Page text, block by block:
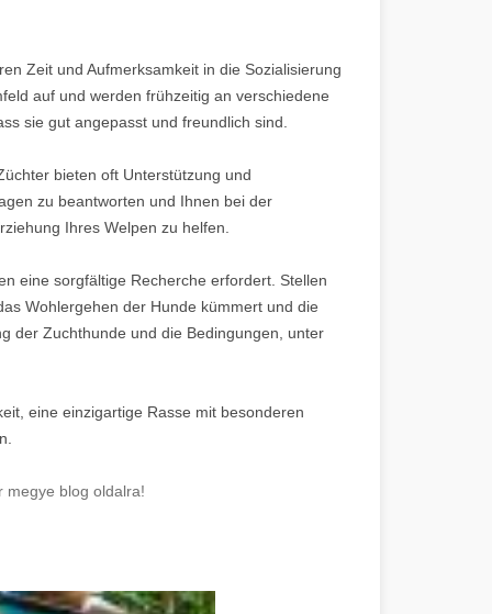
Zeit und Aufmerksamkeit in die Sozialisierung
auf und werden frühzeitig an verschiedene
sie gut angepasst und freundlich sind.
bieten oft Unterstützung und
zu beantworten und Ihnen bei der
Ihres Welpen zu helfen.
eine sorgfältige Recherche erfordert. Stellen
Wohlergehen der Hunde kümmert und die
der Zuchthunde und die Bedingungen, unter
eine einzigartige Rasse mit besonderen
megye blog oldalra!